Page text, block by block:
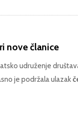
nove članice
udruženje
je podržala ulazak